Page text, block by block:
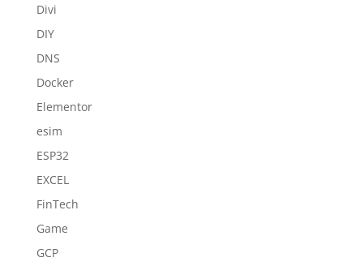
Divi
DIY
DNS
Docker
Elementor
esim
ESP32
EXCEL
FinTech
Game
GCP